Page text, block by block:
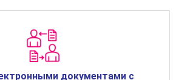
документами с